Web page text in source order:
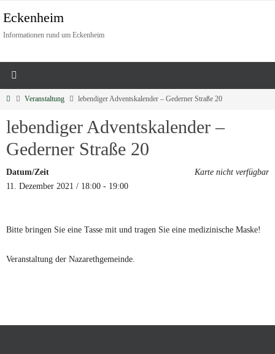
Eckenheim
Informationen rund um Eckenheim
Veranstaltung lebendiger Adventskalender – Gederner Straße 20
lebendiger Adventskalender –
Gederner Straße 20
Karte nicht verfügbar
Datum/Zeit
11. Dezember 2021 / 18:00 - 19:00
Bitte bringen Sie eine Tasse mit und tragen Sie eine medizinische Maske!
Veranstaltung der Nazarethgemeinde.